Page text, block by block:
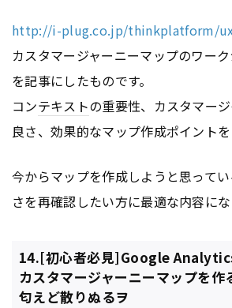
http://i-plug.co.jp/thinkplatform/
カスタマージャーニーマップのワー
を記事にしたものです。
コンテキストの重要性、カスタマー
良さ、効果的なマップ作成ポイントを
今からマップを作成しようと思って
さを再確認したい方に最適な内容にな
14.[初心者必見]Google Analytics
カスタマージャーニーマップを作
匂えど散りぬるヲ